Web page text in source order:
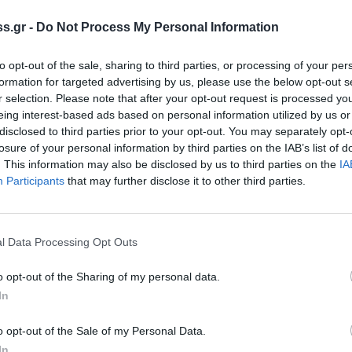
- Do Not Process My Personal Information
opt-out of the sale, sharing to third parties, or processing of your
for targeted advertising by us, please use the below opt-out
selection. Please note that after your opt-out request is processed
interest-based ads based on personal information utilized by us
to third parties prior to your opt-out. You may separately
of your personal information by third parties on the IAB’s list of
This information may also be disclosed by us to third parties on the
Participants that may further disclose it to other third parties.
Data Processing Opt Outs
opt-out of the Sharing of my personal data.
opt-out of the Sale of my Personal Data.
πέθανε μόνος, την Δευτέρα το
του από ανακοπή καρδιάς.
υγείας, γεννήθηκε το 1946 στο
Λομονόσοφ της Μόσχας, όπου και
το 1981 έως το 2013 δίδαξε στο
και την περίοδο 2006-2013 στο Τμήμα
Πέρασε από όλες τις ακαδημαϊκές
πολλά επιστημονικά άρθρα σε
το βιβλίο “Μοριακή Φυσική –
Ιωάννου τα βιβλία “Ασκήσεις Φυσικής –